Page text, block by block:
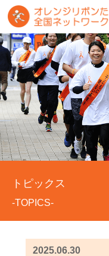
トピックス
-TOPICS-
2025.06.30